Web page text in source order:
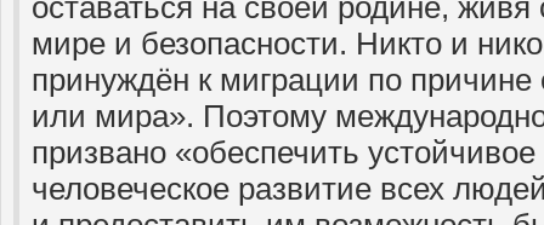
оставаться на своей родине, живя
мире и безопасности. Никто и
принуждён к миграции по причине
или мира». Поэтому
призвано «обеспечить
человеческое развитие всех